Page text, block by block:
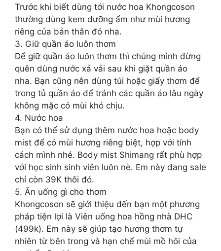
Trước khi biết dùng tới nước hoa Khongcoson
thường dùng kem dưỡng ẩm như mùi hương
riêng của bản thân đó nha.
3. Giữ quần áo luôn thơm
Để giữ quần áo luôn thơm thì chúng mình đừng
quên dùng nước xả vải sau khi giặt quần áo
nha. Bạn cũng nên dùng túi hoặc giấy thơm để
trong tủ quần áo để tránh các quần áo lâu ngày
không mặc có mùi khó chịu.
4. Nước hoa
Bạn có thể sử dụng thêm nước hoa hoặc body
mist để có mùi hương riêng biệt, hợp với tính
cách mình nhé. Body mist Shimang rất phù hợp
với học sinh sinh viên luôn nè. Em này đang sale
chỉ còn 39K thôi đó.
5. Ăn uống gì cho thơm
Khongcoson sẽ giới thiệu đến bạn một phương
pháp tiện lợi là Viên uống hoa hồng nhà DHC
(499k). Em này sẽ giúp tạo hương thơm tự
nhiên từ bên trong và hạn chế mùi mồ hôi của